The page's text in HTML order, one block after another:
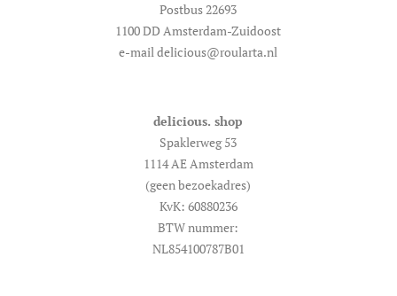
Postbus 22693
1100 DD Amsterdam-Zuidoost
e-mail delicious@roularta.nl
delicious. shop
Spaklerweg 53
1114 AE Amsterdam
(geen bezoekadres)
KvK: 60880236
BTW nummer:
NL854100787B01